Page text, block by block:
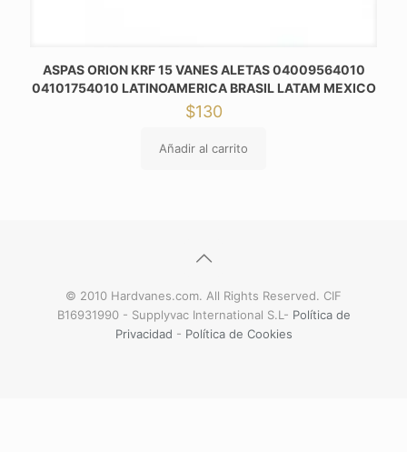
ASPAS ORION KRF 15 VANES ALETAS 04009564010
04101754010 LATINOAMERICA BRASIL LATAM MEXICO
$130
Añadir al carrito
© 2010 Hardvanes.com. All Rights Reserved. CIF
B16931990 - Supplyvac International S.L- Política de
Privacidad - Política de Cookies